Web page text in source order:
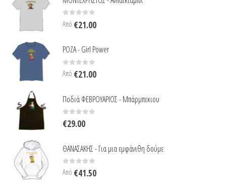
0 out of 5
Από €21.00
ΡΟΖΑ - Girl Power
0 out of 5
Από €21.00
Ποδιά ΦΕΒΡΟΥΑΡΙΟΣ - Μπάρμπεκιου
0out of 5
€29.00
ΘΑΝΑΣΑΚΗΣ - Για μια εμφάνιθη δούμε
0 out of 5
Από €41.50